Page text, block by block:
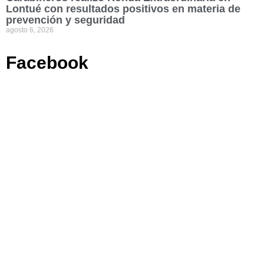
Lontué con resultados positivos en materia de
prevención y seguridad
agosto 6, 2026
Facebook